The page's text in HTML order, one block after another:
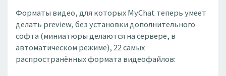
Форматы видео, для которых MyChat теперь умеет
делать preview, без установки дополнительного
софта (миниатюры делаются на сервере, в
автоматическом режиме), 22 самых
распространённых формата видеофайлов: